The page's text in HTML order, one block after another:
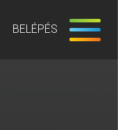
BELÉPÉS